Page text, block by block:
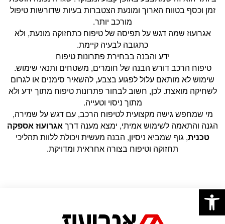
זמן וכסף בטווח הארוך ומונעת הצטברות בעיות שדורשות טיפול
מורכב יותר.
אגרועוז שמה דגש על תפיסה של טיפוח כתחזוקה מונעת, ולא
כתגובה לבעיה קיימת.
ידע והבנה בבחירת פתרונות טיפוח
טיפוח הרכב דורש הבנה של חומרים, משטחים ותנאי שימוש.
שימוש לא מותאם עלול לפגוע בצבע, להשאיר סימנים או לגרום
לשחיקה מואצת. לכן, חשוב לבחור פתרונות טיפוח מתוך ידע ולא
מתוך ניסוי וטעייה.
מי שמחפש גישה מקצועית לטיפוח הרכב, עם דגש על שמירה,
הגנה והתאמה לשימוש אמיתי, ימצא מענה דרךאגרועוז אספקה
טכנית, גוף שמביא ניסיון, הבנה מעשית ויכולת ללוות תהליכי
תחזוקה וטיפוח בצורה אחראית ומדויקת.
פתח סרגל נגישות